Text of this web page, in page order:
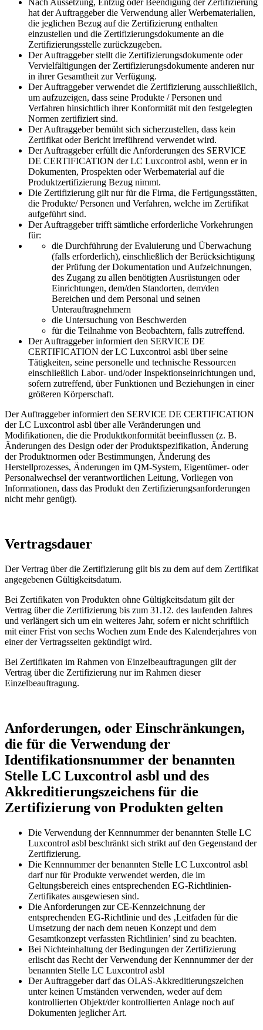
Nach Aussetzung, Entzug oder Beendigung der Zertifizierung
hat der Auftraggeber die Verwendung aller Werbematerialien,
die jeglichen Bezug auf die Zertifizierung enthalten
einzustellen und die Zertifizierungsdokumente an die
Zertifizierungsstelle zurückzugeben.
Der Auftraggeber stellt die Zertifizierungsdokumente oder
Vervielfältigungen der Zertifizierungsdokumente anderen nur
in ihrer Gesamtheit zur Verfügung.
Der Auftraggeber verwendet die Zertifizierung ausschließlich,
um aufzuzeigen, dass seine Produkte / Personen und
Verfahren hinsichtlich ihrer Konformität mit den festgelegten
Normen zertifiziert sind.
Der Auftraggeber bemüht sich sicherzustellen, dass kein
Zertifikat oder Bericht irreführend verwendet wird.
Der Auftraggeber erfüllt die Anforderungen des SERVICE
DE CERTIFICATION der LC Luxcontrol asbl, wenn er in
Dokumenten, Prospekten oder Werbematerial auf die
Produktzertifizierung Bezug nimmt.
Die Zertifizierung gilt nur für die Firma, die Fertigungsstätten,
die Produkte/ Personen und Verfahren, welche im Zertifikat
aufgeführt sind.
Der Auftraggeber trifft sämtliche erforderliche Vorkehrungen
für:
die Durchführung der Evaluierung und Überwachung
(falls erforderlich), einschließlich der Berücksichtigung
der Prüfung der Dokumentation und Aufzeichnungen,
des Zugang zu allen benötigten Ausrüstungen oder
Einrichtungen, dem/den Standorten, dem/den
Bereichen und dem Personal und seinen
Unterauftragnehmern
die Untersuchung von Beschwerden
für die Teilnahme von Beobachtern, falls zutreffend.
Der Auftraggeber informiert den SERVICE DE
CERTIFICATION der LC Luxcontrol asbl über seine
Tätigkeiten, seine personelle und technische Ressourcen
einschließlich Labor- und/oder Inspektionseinrichtungen und,
sofern zutreffend, über Funktionen und Beziehungen in einer
größeren Körperschaft.
Der Auftraggeber informiert den SERVICE DE CERTIFICATION
der LC Luxcontrol asbl über alle Veränderungen und
Modifikationen, die die Produktkonformität beeinflussen (z. B.
Änderungen des Design oder der Produktspezifikation, Änderung
der Produktnormen oder Bestimmungen, Änderung des
Herstellprozesses, Änderungen im QM-System, Eigentümer- oder
Personalwechsel der verantwortlichen Leitung, Vorliegen von
Informationen, dass das Produkt den Zertifizierungsanforderungen
nicht mehr genügt).
Vertragsdauer
Der Vertrag über die Zertifizierung gilt bis zu dem auf dem Zertifikat
angegebenen Gültigkeitsdatum.
Bei Zertifikaten von Produkten ohne Gültigkeitsdatum gilt der
Vertrag über die Zertifizierung bis zum 31.12. des laufenden Jahres
und verlängert sich um ein weiteres Jahr, sofern er nicht schriftlich
mit einer Frist von sechs Wochen zum Ende des Kalenderjahres von
einer der Vertragsseiten gekündigt wird.
Bei Zertifikaten im Rahmen von Einzelbeauftragungen gilt der
Vertrag über die Zertifizierung nur im Rahmen dieser
Einzelbeauftragung.
Anforderungen, oder Einschränkungen,
die für die Verwendung der
Identifikationsnummer der benannten
Stelle LC Luxcontrol asbl und des
Akkreditierungszeichens für die
Zertifizierung von Produkten gelten
Die Verwendung der Kennnummer der benannten Stelle LC
Luxcontrol asbl beschränkt sich strikt auf den Gegenstand der
Zertifizierung.
Die Kennnummer der benannten Stelle LC Luxcontrol asbl
darf nur für Produkte verwendet werden, die im
Geltungsbereich eines entsprechenden EG-Richtlinien-
Zertifikates ausgewiesen sind.
Die Anforderungen zur CE-Kennzeichnung der
entsprechenden EG-Richtlinie und des ‚Leitfaden für die
Umsetzung der nach dem neuen Konzept und dem
Gesamtkonzept verfassten Richtlinien’ sind zu beachten.
Bei Nichteinhaltung der Bedingungen der Zertifizierung
erlischt das Recht der Verwendung der Kennnummer der der
benannten Stelle LC Luxcontrol asbl
Der Auftraggeber darf das OLAS-Akkreditierungszeichen
unter keinen Umständen verwenden, weder auf dem
kontrollierten Objekt/der kontrollierten Anlage noch auf
Dokumenten jeglicher Art.